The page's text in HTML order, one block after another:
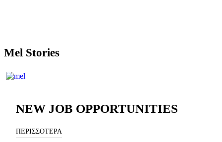
Mel Stories
NEW JOB OPPORTUNITIES
ΠΕΡΙΣΣΟΤΕΡΑ